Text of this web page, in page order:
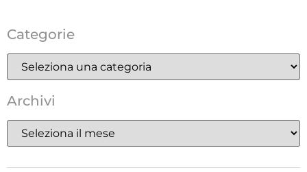
Categorie
Archivi